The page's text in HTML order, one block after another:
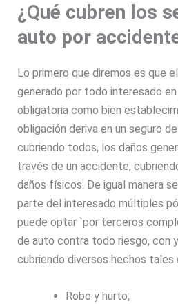
¿Qué cubren los
auto por
Lo primero que diremos es que
generado por todo interesado
obligatoria como bien
obligación deriva en un seguro
cubriendo todos, los daños
través de un accidente,
daños físicos. De igual manera
parte del interesado múltiples
puede optar `por terceros
de auto contra todo riesgo, con
cubriendo diversos hechos tales
Robo y hurto;